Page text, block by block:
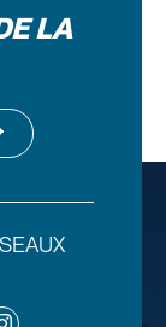
LA